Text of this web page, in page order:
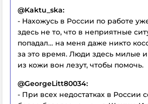
@Kaktu ska:
- Нахожусь в России по работе
здесь не то, что в неприятные
попадал… на меня даже никто
за это время. Люди здесь милые и
из кожи вон лезут, чтобы помочь.
@GeorgeLitt80034:
- При всех недостатках в России